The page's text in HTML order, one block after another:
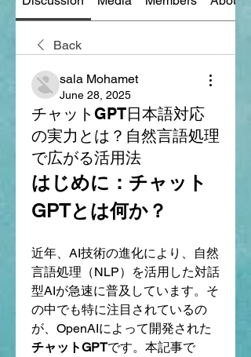
Back
sala Mohamet
June 28, 2025
チャットGPT日本語対応
の実力とは？自然言語処理
で広がる活用法
はじめに：チャット
GPTとは何か？
近年、AI技術の進化により、自然
言語処理（NLP）を活用した対話
型AIが急速に普及しています。そ
の中でも特に注目されているの
が、OpenAIによって開発された
チャットGPTです。本記事で